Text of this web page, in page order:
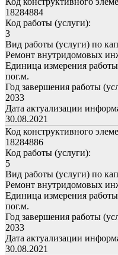
18284884
Код работы (услуги):
3
Вид работы (услуги) по
Ремонт внутридомовых
Единица измерения
пог.м.
Год завершения работы
2033
Дата актуализации
30.08.2021
Код конструктивного
18284886
Код работы (услуги):
5
Вид работы (услуги) по
Ремонт внутридомовых
Единица измерения
пог.м.
Год завершения работы
2033
Дата актуализации
30.08.2021